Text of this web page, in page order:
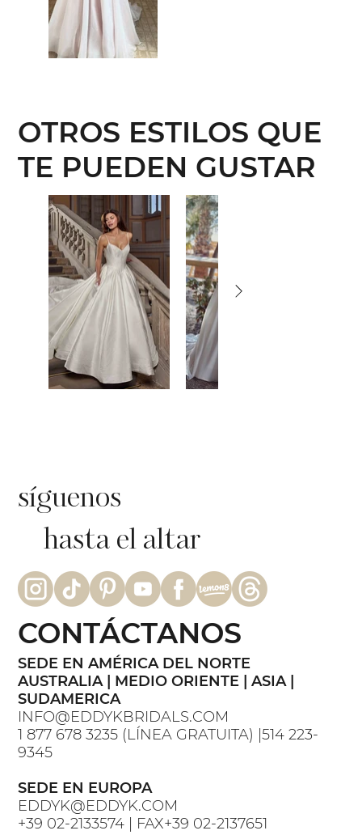
OTROS ESTILOS QUE
TE PUEDEN GUSTAR
síguenos
hasta el altar
SEDE EN AMÉRICA DEL NORTE
AUSTRALIA | MEDIO ORIENTE | ASIA |
SUDAMERICA
INFO@EDDYKBRIDALS.COM
1 877 678 3235 (LÍNEA GRATUITA) |514 223-
9345
SEDE EN EUROPA
EDDYK@EDDYK.COM
+39 02-2133574 | FAX+39 02-2137651
CONTÁCTANOS